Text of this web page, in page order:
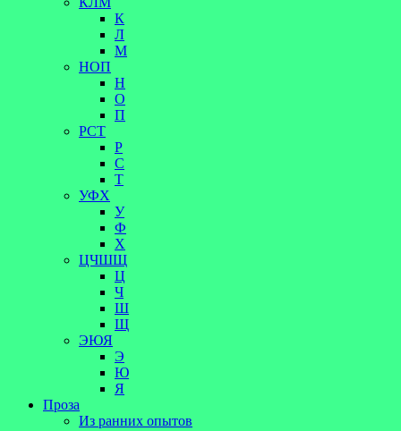
К
Л
М
НОП
Н
О
П
РСТ
Р
С
Т
УФХ
У
Ф
Х
ЦЧШЩ
Ц
Ч
Ш
Щ
ЭЮЯ
Э
Ю
Я
Проза
Из ранних опытов